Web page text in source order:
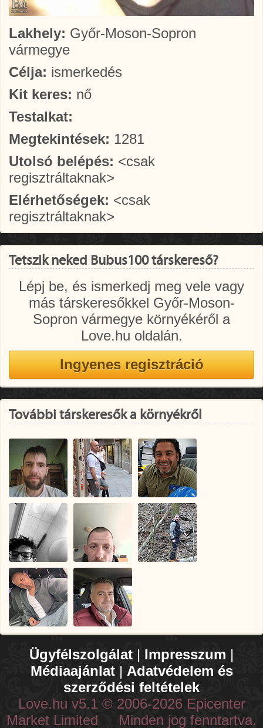
Lakhely: Győr-Moson-Sopron
vármegye
Célja: ismerkedés
Kit keres: nő
Testalkat:
Megtekintések: 1281
Utolsó belépés: <csak
regisztráltaknak>
Elérhetőségek: <csak
regisztráltaknak>
Tetszik neked Bubus100 társkereső?
Lépj be, és ismerkedj meg vele vagy
más társkeresőkkel Győr-Moson-
Sopron vármegye környékéről a
Love.hu oldalán.
További társkeresők a környékről
Ügyfélszolgálat | Impresszum |
Médiaajánlat| Adatvédelem és
szerződési feltételek
Love.hu v5.1 © 2006-2026 Epicenter
Market Limited Minden jog fenntartva.